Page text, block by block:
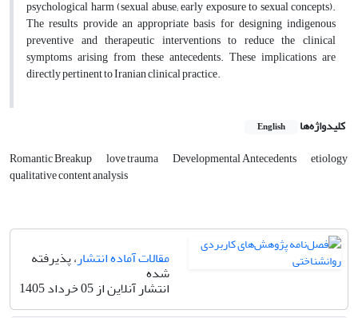
psychological harm (sexual abuse; early exposure to sexual concepts).
The results provide an appropriate basis for designing indigenous
preventive and therapeutic interventions to reduce the clinical
symptoms arising from these antecedents. These implications are
directly pertinent to Iranian clinical practice.
کلیدواژه‌ها English
Romantic Breakup love trauma Developmental Antecedents etiology
qualitative content analysis
مقالات آماده انتشار، پذیرفته
شده
انتشار آنلاین از 05 خرداد 1405